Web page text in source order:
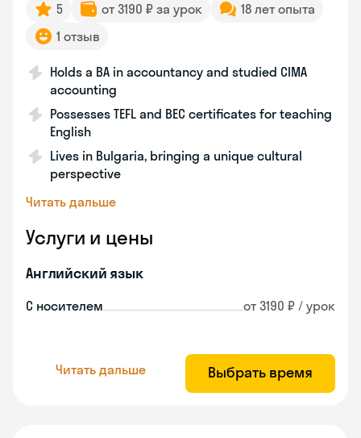
5 от 3190 ₽ за урок
18 лет опыта
1 отзыв
Holds a BA in accountancy and studied CIMA
accounting
Possesses TEFL and BEC certificates for teaching
English
Lives in Bulgaria, bringing a unique cultural
perspective
Читать дальше
Услуги и цены
Английский язык
С носителем от 3190 ₽ / урок
Читать дальше Выбрать время